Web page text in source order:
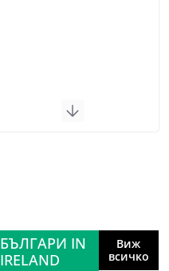
БЪЛГАРИ IN
IRELAND
Виж
всичко